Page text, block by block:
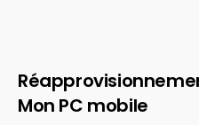
Mon PC mobile